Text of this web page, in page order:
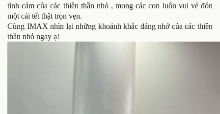
tình cảm của các thiên thần nhỏ , mong các con luôn vui vẻ đón
một cái tết thật trọn vẹn.
Cùng IMAX nhìn lại những khoảnh khắc đáng nhớ của các thiên
thần nhỏ ngay ạ!